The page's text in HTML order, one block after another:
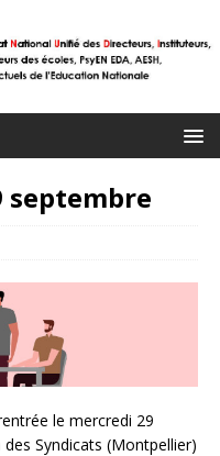
septembre
le mercredi 29
Syndicats (Montpellier)